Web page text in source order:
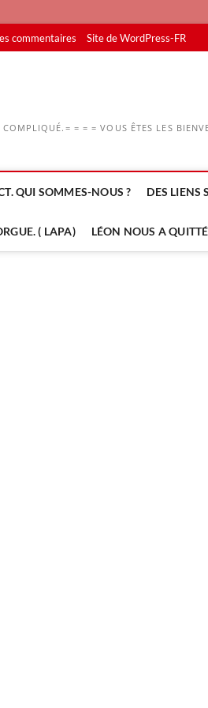
commentaires Site de WordPress-FR
= = = VOUS ÊTES LES
QUI SOMMES-NOUS ? DES LIENS
( LAPA) LÉON NOUS A